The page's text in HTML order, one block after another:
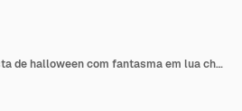
Arte de papel da festa de halloween com fantasma em lua cheia à noiteilustração vetorial